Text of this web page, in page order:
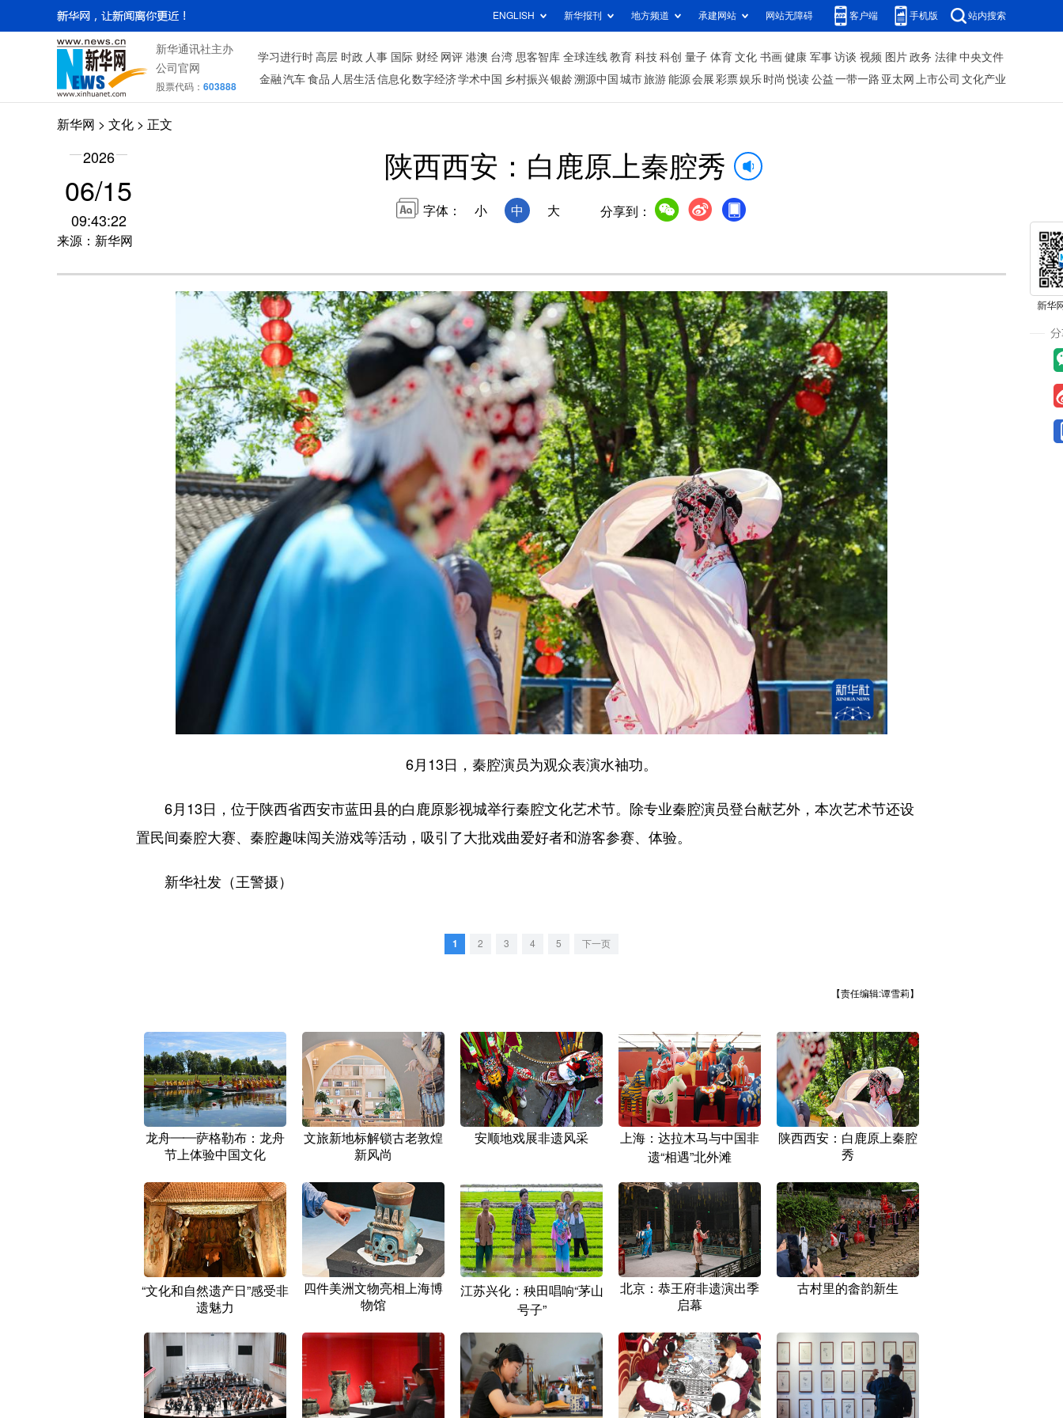
ENGLISH 新华报刊 地方频道 承建网站 网站无障碍 客户端 手机版 站内搜索
新华通讯社主办
公司官网
股票代码： 603888
学习进行时 高层 时政 人事 国际 财经 网评 港澳 台湾 思客智库 全球连线 教育 科技 科创 量子 体育 文化 书画 健康 军事 访谈 视频 图片 政务 法律 中央文件
金融 汽车 食品 人居生活信息化数字经济学术中国 乡村振兴银龄溯源中国 城市旅游 能源 会展 彩票娱乐 时尚 悦读 公益 一带一路 亚太网 上市公司 文化产业
新华网 > 文化 > 正文
2026
06/15
09:43:22
来源：新华网
陕西西安：白鹿原上秦腔秀
字体： 小 中 大 分享到：
6月13日，秦腔演员为观众表演水袖功。
6月13日，位于陕西省西安市蓝田县的白鹿原影视城举行秦腔文化艺术节。除专业秦腔演员登台献艺外，本次艺术节还设
置民间秦腔大赛、秦腔趣味闯关游戏等活动，吸引了大批戏曲爱好者和游客参赛、体验。
新华社发（王警摄）
1 2 3 4 5 下一页
【责任编辑:谭雪莉】
龙舟——萨格勒布：龙舟
节上体验中国文化
文旅新地标解锁古老敦煌
新风尚
安顺地戏展非遗风采
上海：达拉木马与中国非
遗“相遇”北外滩
陕西西安：白鹿原上秦腔
秀
“文化和自然遗产日”感受非
遗魅力
四件美洲文物亮相上海博
物馆
江苏兴化：秧田唱响“茅山
号子”
北京：恭王府非遗演出季
启幕
古村里的畲韵新生